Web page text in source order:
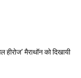
हीरोज’ मैराथॉन को दिखायी